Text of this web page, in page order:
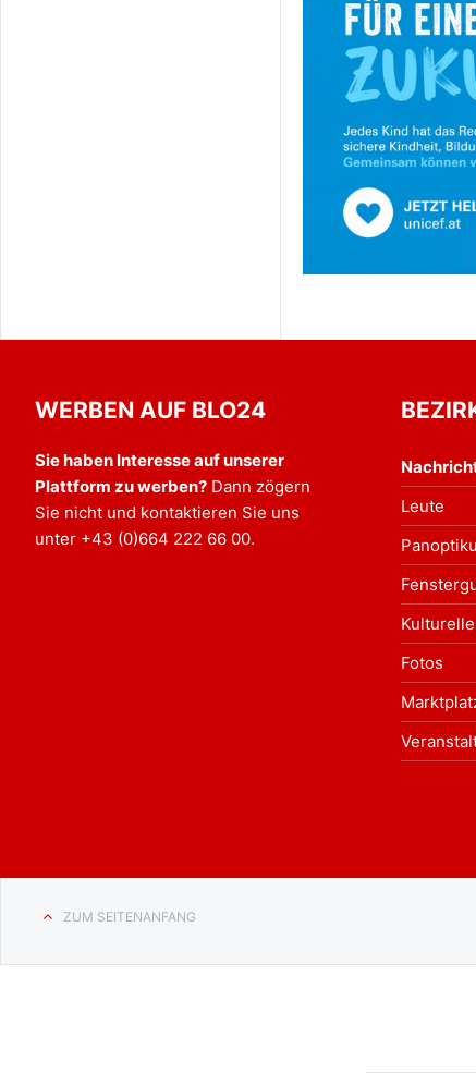
WERBEN AUF BLO24
Sie haben Interesse auf unserer
Plattform zu werben? Dann zögern
Sie nicht und kontaktieren Sie uns
unter +43 (0)664 222 66 00.
Leute
Fotos
ZUM SEITENANFANG